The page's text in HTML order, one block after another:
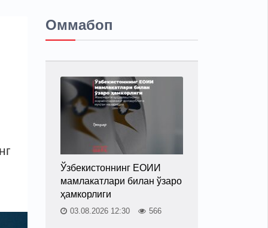
Оммабоп
Ўзбекистоннинг ЕОИИ
мамлакатлари билан ўзаро
ҳамкорлиги
03.08.2026 12:30 566